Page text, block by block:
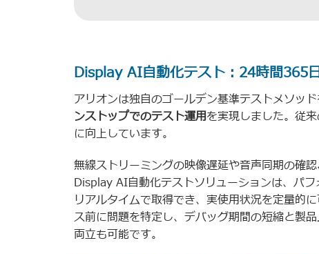
Display AI自動化テスト：24時間365
アリオンは独自のゴールデン基準テストメソッ
ンストップでのテスト運用を実現しました。従
に向上しています。
無線ストリーミングの映像遅延や音声同期の確認
Display AI自動化テストソリューションは、パ
リアルタイムで取得でき、実使用状況を定量的
ス前に問題を特定し、デバッグ期間の短縮と製品
両立も可能です。